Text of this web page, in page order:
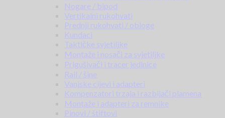
Nogare / bipod
Vertikalni rukohvati
Prednji rukohvati / obloge
Kundaci
Taktičke svjetiljke
Montaže i nosači za svjetiljke
Prigušivači i tracer jedinice
Rail / šine
Vanjske cijevi i adapteri
Kompenzatori trzaja i razbijači plamena
Montaže i adapteri za remnike
Pinovi / štiftovi